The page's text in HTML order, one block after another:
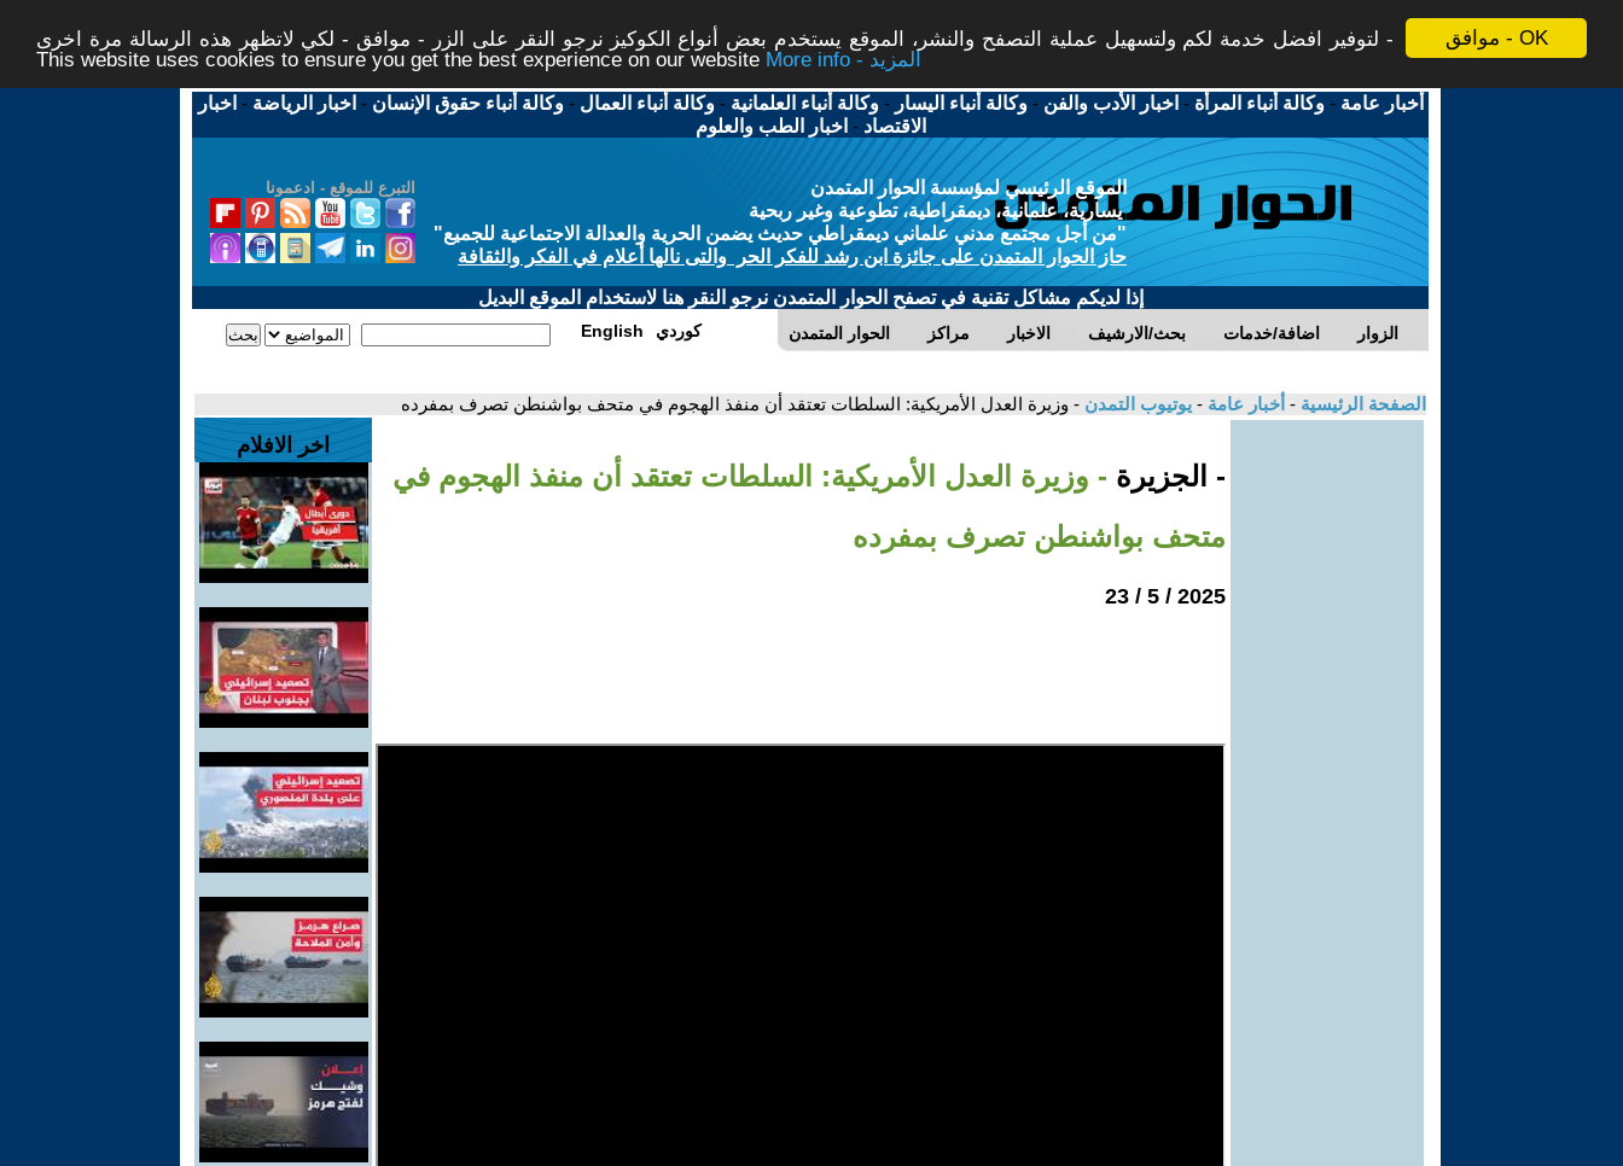
موافق - OK
لتوفير افضل خدمة لكم ولتسهيل عملية التصفح والنشر، الموقع يستخدم بعض أنواع الكوكيز نرجو النقر على الزر - موافق - لكي لاتظهر هذه الرسالة مرة اخرى -
This website uses cookies to ensure you get the best experience on our website
More info - المزيد
أخبار عامة -وكالة أنباء المرأة - اخبار الأدب والفن -وكالة أنباء اليسار -وكالة أنباء العلمانية -وكالة أنباء العمال -وكالة أنباء حقوق الإنسان - اخبار الرياضة - اخبار
الاقتصاد - اخبار الطب والعلوم
التبرع للموقع - ادعمونا
الموقع الرئيسي لمؤسسة الحوار المتمدن
يسارية، علمانية، ديمقراطية، تطوعية وغير ربحية
"من أجل مجتمع مدني علماني ديمقراطي حديث يضمن الحرية والعدالة الاجتماعية للجميع"
حاز الحوار المتمدن على جائزة ابن رشد للفكر الحر والتى نالها أعلام في الفكر والثقافة
إذا لديكم مشاكل تقنية في تصفح الحوار المتمدن نرجو النقر هنا لاستخدام الموقع البديل
الحوار المتمدن مراكز الاخبار بحث/الارشيف اضافة/خدمات الزوار English كوردي
الصفحة الرئيسية - أخبار عامة - يوتيوب التمدن - وزيرة العدل الأمريكية: السلطات تعتقد أن منفذ الهجوم في متحف بواشنطن تصرف بمفرده
- الجزيرة - وزيرة العدل الأمريكية: السلطات تعتقد أن منفذ الهجوم في
متحف بواشنطن تصرف بمفرده
2025 / 5 / 23
اخر الافلام